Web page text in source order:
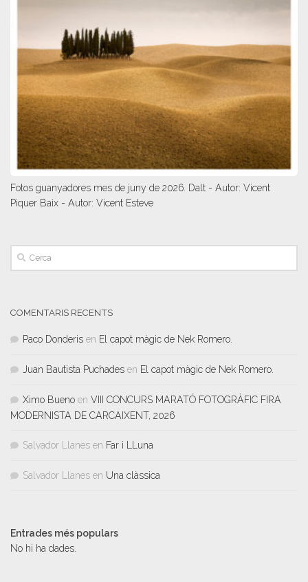
Fotos guanyadores mes de juny de 2026. Dalt - Autor: Vicent
Piquer Baix - Autor: Vicent Esteve
COMENTARIS RECENTS
Paco Donderis en El capot màgic de Nek Romero.
Juan Bautista Puchades en El capot màgic de Nek Romero.
Ximo Bueno en VIII CONCURS MARATÓ FOTOGRÀFIC FIRA
MODERNISTA DE CARCAIXENT, 2026
Salvador Llanes en Far i LLuna
Salvador Llanes en Una clàssica
Entrades més populars
No hi ha dades.